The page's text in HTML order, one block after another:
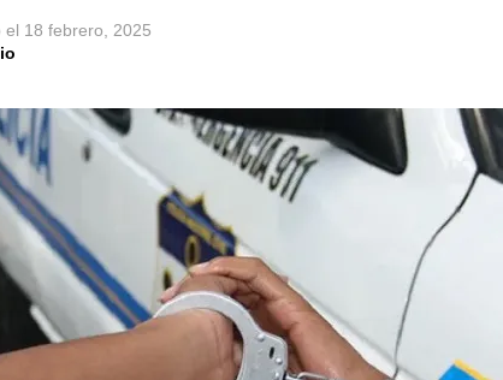
el 18 febrero, 2025